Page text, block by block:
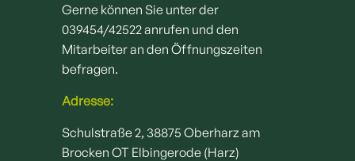
Gerne können Sie unter der
039454/42522 anrufen und den
Mitarbeiter an den Öffnungszeiten
befragen.
Adresse:
Schulstraße 2, 38875 Oberharz am
Brocken OT Elbingerode (Harz)